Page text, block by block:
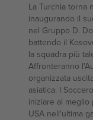
La Turchia torna
inaugurando il
nel Gruppo D.
battendo il
la squadra più
Affronteranno
organizzata
asiatica. I
iniziare al
USA nell'ultima